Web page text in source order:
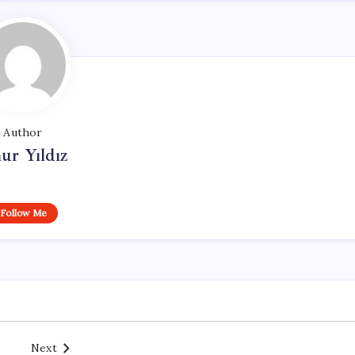
Author
Yıldız
Follow Me
Next